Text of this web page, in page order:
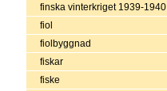
finska vinterkriget 1939-1940
fiol
fiolbyggnad
fiskar
fiske